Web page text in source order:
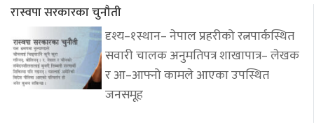
रास्वपा सरकारका चुनौती
दृश्य–१स्थान– नेपाल प्रहरीको रत्नपार्कस्थित
सवारी चालक अनुमतिपत्र शाखापात्र– लेखक
र आ–आफ्नो कामले आएका उपस्थित
जनसमूह